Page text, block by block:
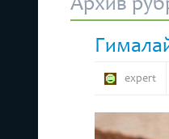
expert